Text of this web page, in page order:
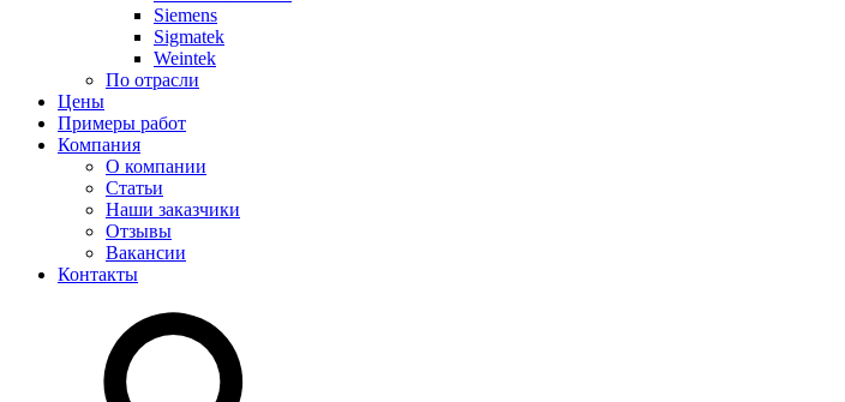
Siemens
Sigmatek
Weintek
По отрасли
Цены
Примеры работ
Компания
О компании
Статьи
Наши заказчики
Отзывы
Вакансии
Контакты